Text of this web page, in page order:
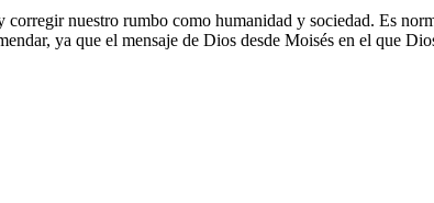
nuestro rumbo como humanidad y sociedad. Es
ya que el mensaje de Dios desde Moisés en el que